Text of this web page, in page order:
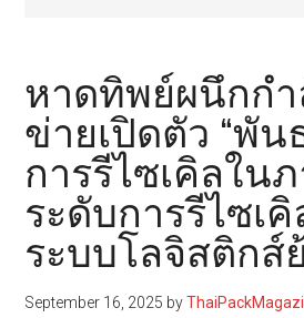
หาดทิพย์ผนึกกำ
ข่ายเปิดตัว “พัน
การรีไซเคิลใน
ระดับการรีไซเ
ระบบโลจิสติกส์
September 16, 2025 by